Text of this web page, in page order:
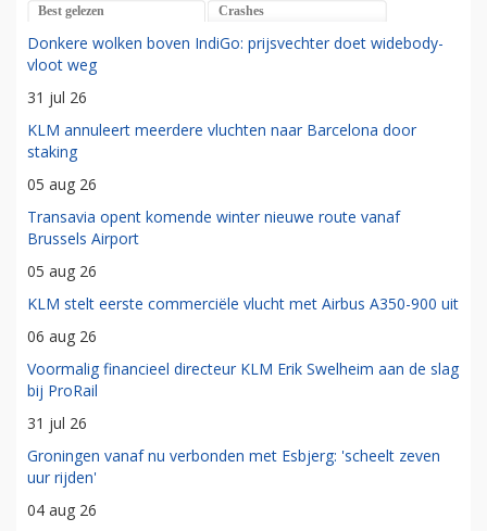
Best gelezen Crashes
Donkere wolken boven IndiGo: prijsvechter doet widebody-
vloot weg
31 jul 26
KLM annuleert meerdere vluchten naar Barcelona door
staking
05 aug 26
Transavia opent komende winter nieuwe route vanaf
Brussels Airport
05 aug 26
KLM stelt eerste commerciële vlucht met Airbus A350-900 uit
06 aug 26
Voormalig financieel directeur KLM Erik Swelheim aan de slag
bij ProRail
31 jul 26
Groningen vanaf nu verbonden met Esbjerg: 'scheelt zeven
uur rijden'
04 aug 26